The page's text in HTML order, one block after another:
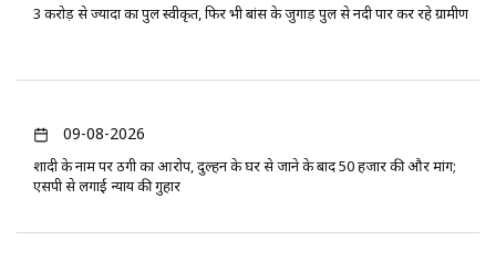
3 करोड़ से ज्यादा का पुल स्वीकृत, फिर भी बांस के जुगाड़ पुल से नदी पार कर रहे ग्रामीण
09-08-2026
शादी के नाम पर ठगी का आरोप, दुल्हन के घर से जाने के बाद 50 हजार की और मांग;
एसपी से लगाई न्याय की गुहार